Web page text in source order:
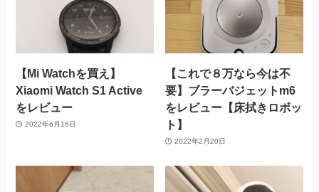
【Mi Watchを買え】
Xiaomi Watch S1 Active
をレビュー
2022年6月16日
【これで８万なら今は不
要】ブラーバジェットm6
をレビュー【床拭きロボッ
ト】
2022年2月20日